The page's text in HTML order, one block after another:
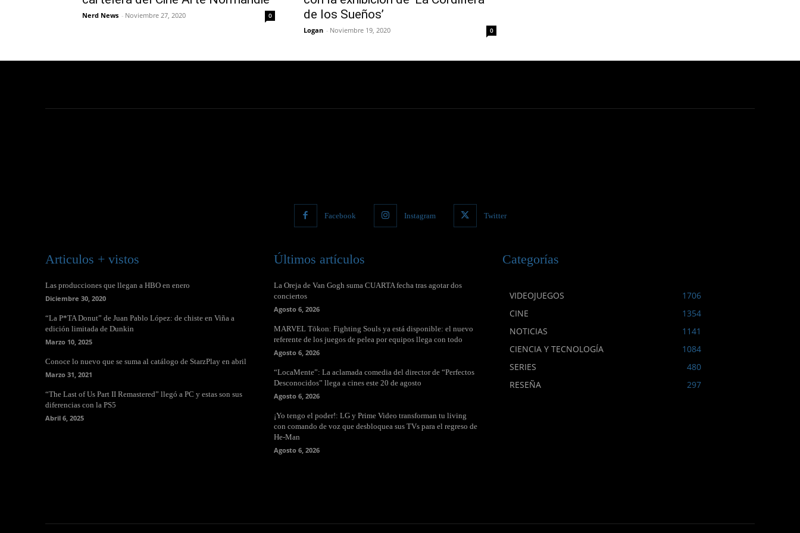
Nerd News - Noviembre 27, 2020 0
de los Sueños’
Logan - Noviembre 19, 2020 0
Facebook Instagram Twitter
Articulos + vistos
Las producciones que llegan a HBO en enero
Diciembre 30, 2020
“La P*TA Donut” de Juan Pablo López: de chiste en Viña a
edición limitada de Dunkin
Marzo 10, 2025
Conoce lo nuevo que se suma al catálogo de StarzPlay en abril
Marzo 31, 2021
“The Last of Us Part II Remastered” llegó a PC y estas son sus
diferencias con la PS5
Abril 6, 2025
Últimos artículos
La Oreja de Van Gogh suma CUARTA fecha tras agotar dos
conciertos
Agosto 6, 2026
MARVEL Tōkon: Fighting Souls ya está disponible: el nuevo
referente de los juegos de pelea por equipos llega con todo
Agosto 6, 2026
“LocaMente”: La aclamada comedia del director de “Perfectos
Desconocidos” llega a cines este 20 de agosto
Agosto 6, 2026
¡Yo tengo el poder!: LG y Prime Video transforman tu living
con comando de voz que desbloquea sus TVs para el regreso de
He-Man
Agosto 6, 2026
Categorías
VIDEOJUEGOS
1706
CINE
1354
NOTICIAS
1141
CIENCIA Y TECNOLOGÍA
1084
SERIES
480
RESEÑA
297